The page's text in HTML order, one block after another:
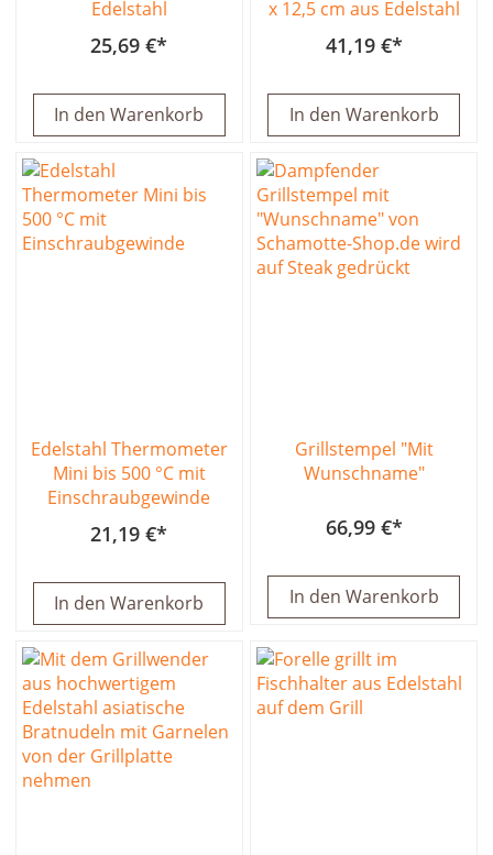
Edelstahl
25,69 €
In den Warenkorb
x 12,5 cm aus Edelstahl
41,19 €
In den Warenkorb
Edelstahl Thermometer
Mini bis 500 °C mit
Einschraubgewinde
21,19 €
In den Warenkorb
Grillstempel "Mit
Wunschname"
66,99 €
In den Warenkorb